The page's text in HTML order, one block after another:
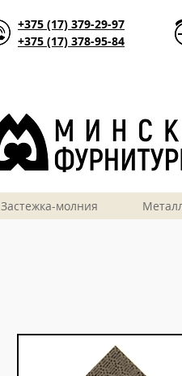
+375 (17) 378-95-84
+375 (17) 379-29-97
Застежка-молния